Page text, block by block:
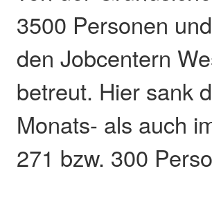
3500 Personen
den Jobcentern
betreut. Hier sank
Monats- als auch
271 bzw. 300